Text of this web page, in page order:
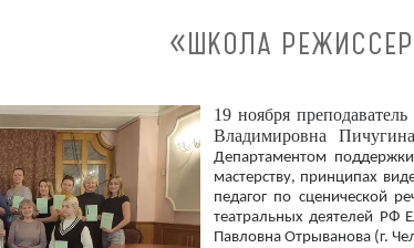
«ШКОЛА
19 ноября
Владимировна
Департаментом
мастерству, принципах
педагог по сценической
театральных деятелей РФ
Павловна Отрыванова (г.